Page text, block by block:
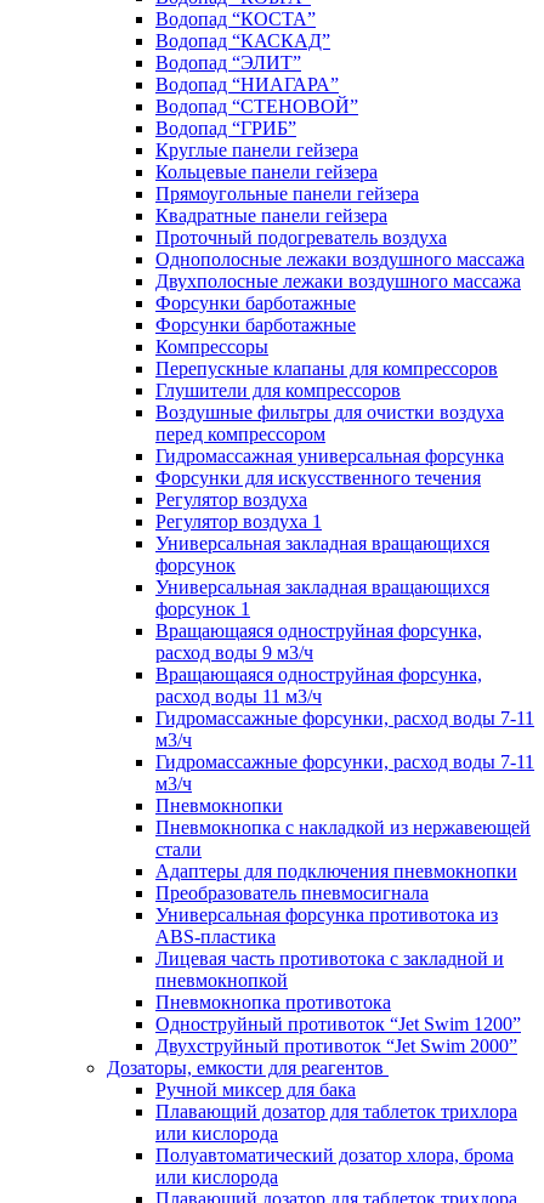
Водопад “КОСТА”
Водопад “КАСКАД”
Водопад “ЭЛИТ”
Водопад “НИАГАРА”
Водопад “СТЕНОВОЙ”
Водопад “ГРИБ”
Круглые панели гейзера
Кольцевые панели гейзера
Прямоугольные панели гейзера
Квадратные панели гейзера
Проточный подогреватель воздуха
Однополосные лежаки воздушного массажа
Двухполосные лежаки воздушного массажа
Форсунки барботажные
Форсунки барботажные
Компрессоры
Перепускные клапаны для компрессоров
Глушители для компрессоров
Воздушные фильтры для очистки воздуха
перед компрессором
Гидромассажная универсальная форсунка
Форсунки для искусственного течения
Регулятор воздуха
Регулятор воздуха 1
Универсальная закладная вращающихся
форсунок
Универсальная закладная вращающихся
форсунок 1
Вращающаяся одноструйная форсунка,
расход воды 9 м3/ч
Вращающаяся одноструйная форсунка,
расход воды 11 м3/ч
Гидромассажные форсунки, расход воды 7-11
м3/ч
Гидромассажные форсунки, расход воды 7-11
м3/ч
Пневмокнопки
Пневмокнопка с накладкой из нержавеющей
стали
Адаптеры для подключения пневмокнопки
Преобразователь пневмосигнала
Универсальная форсунка противотока из
ABS-пластика
Лицевая часть противотока с закладной и
пневмокнопкой
Пневмокнопка противотока
Одноструйный противоток “Jet Swim 1200”
Двухструйный противоток “Jet Swim 2000”
Дозаторы, емкости для реагентов
Ручной миксер для бака
Плавающий дозатор для таблеток трихлора
или кислорода
Полуавтоматический дозатор хлора, брома
или кислорода
Плавающий дозатор для таблеток трихлора